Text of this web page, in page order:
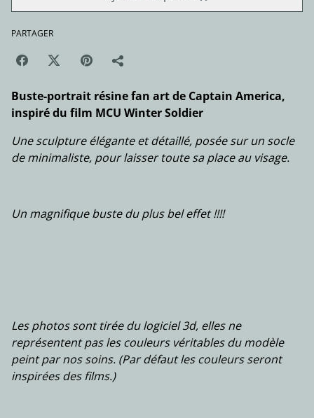
PARTAGER
Buste-portrait résine fan art de Captain America,
inspiré du film MCU Winter Soldier
Une sculpture élégante et détaillé, posée sur un socle
de minimaliste, pour laisser toute sa place au visage.
Un magnifique buste du plus bel effet !!!!
Les photos sont tirée du logiciel 3d, elles ne
représentent pas les couleurs véritables du modèle
peint par nos soins. (Par défaut les couleurs seront
inspirées des films.)